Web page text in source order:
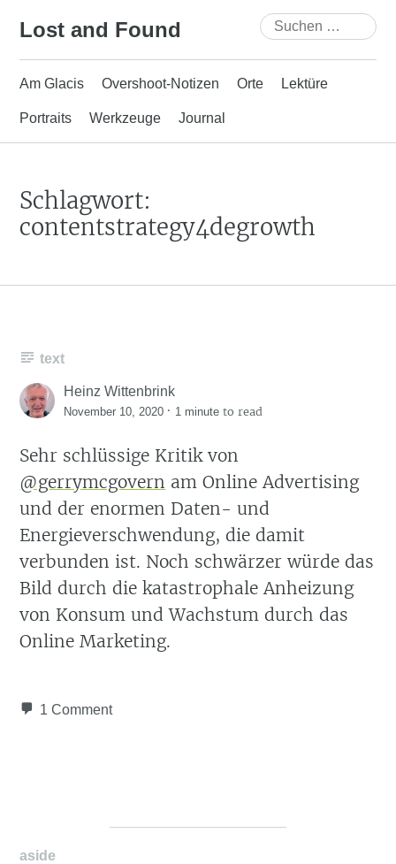
Lost and Found
Suchen
nach:
Am Glacis Overshoot-Notizen Orte Lektüre
Portraits Werkzeuge Journal
Schlagwort:
contentstrategy4degrowth
text
Heinz Wittenbrink
November 10, 2020 · 1 minute to read
Sehr schlüssige Kritik von
@gerrymcgovern am Online Advertising
und der enormen Daten- und
Energieverschwendung, die damit
verbunden ist. Noch schwärzer würde das
Bild durch die katastrophale Anheizung
von Konsum und Wachstum durch das
Online Marketing.
1 Comment
aside